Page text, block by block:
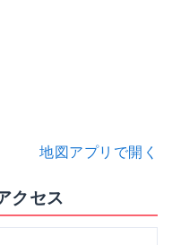
地図アプリで開く
クセス